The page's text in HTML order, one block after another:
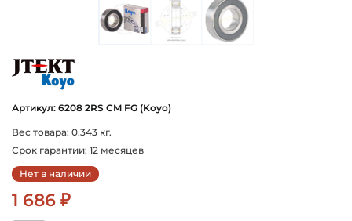
Артикул: 6208 2RS CM FG (Koyo)
Вес товара: 0.343 кг.
Срок гарантии: 12 месяцев
Нет в наличии
1 686 ₽